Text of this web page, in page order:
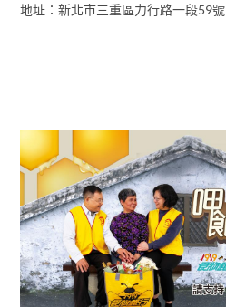
地址：新北市三重區力行路一段59號